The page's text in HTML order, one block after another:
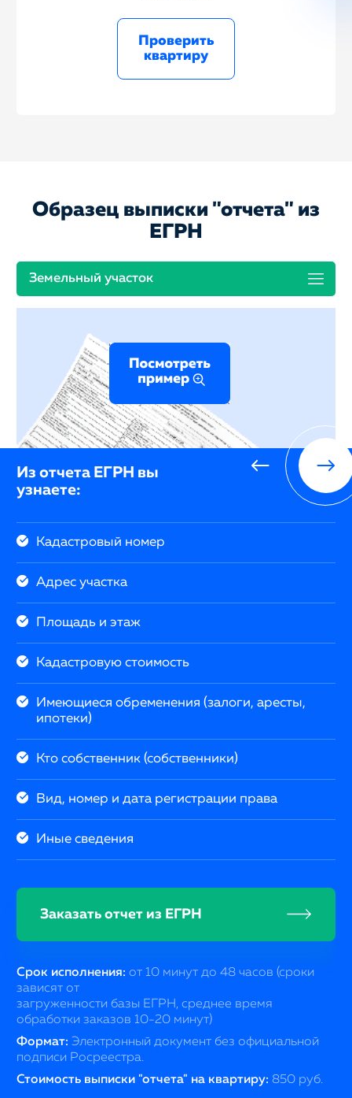
Проверить
квартиру
Образец выписки "отчета" из
ЕГРН
Земельный участок
Из отчета ЕГРН вы
узнаете:
Кадастровый номер
Адрес участка
Площадь и этаж
Кадастровую стоимость
Имеющиеся обременения (залоги, аресты,
ипотеки)
Кто собственник (собственники)
Вид, номер и дата регистрации права
Иные сведения
Заказать отчет из ЕГРН
Срок исполнения: от 10 минут до 48 часов (сроки
зависят от
загруженности базы ЕГРН, среднее время
обработки заказов 10-20 минут)
Формат: Электронный документ без официальной
подписи Росреестра.
Стоимость выписки "отчета" на квартиру: 850 руб.